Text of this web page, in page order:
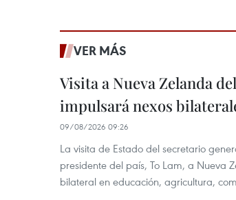
VER MÁS
Visita a Nueva Zelanda
impulsará nexos
09/08/2026 09:26
La visita de Estado del secretario
presidente del país, To Lam, a Nueva
bilateral en educación, agricultura,